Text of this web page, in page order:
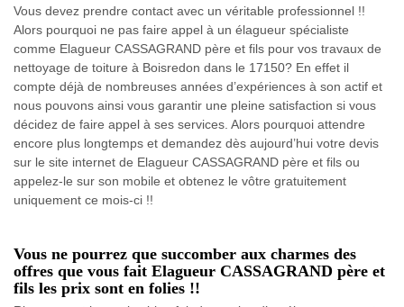
Vous devez prendre contact avec un véritable professionnel !!
Alors pourquoi ne pas faire appel à un élagueur spécialiste
comme Elagueur CASSAGRAND père et fils pour vos travaux de
nettoyage de toiture à Boisredon dans le 17150? En effet il
compte déjà de nombreuses années d’expériences à son actif et
nous pouvons ainsi vous garantir une pleine satisfaction si vous
décidez de faire appel à ses services. Alors pourquoi attendre
encore plus longtemps et demandez dès aujourd’hui votre devis
sur le site internet de Elagueur CASSAGRAND père et fils ou
appelez-le sur son mobile et obtenez le vôtre gratuitement
uniquement ce mois-ci !!
Vous ne pourrez que succomber aux charmes des
offres que vous fait Elagueur CASSAGRAND père et
fils les prix sont en folies !!